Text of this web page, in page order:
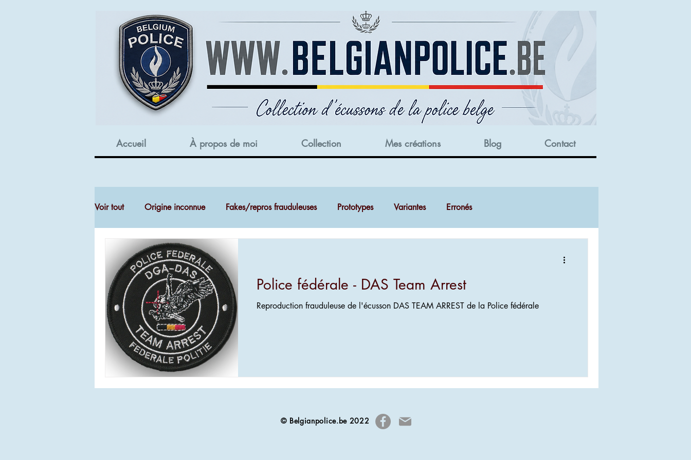
Accueil À propos de moi Collection Mes créations Blog Contact
Voir tout Origine inconnue Fakes/repros frauduleuses Prototypes Variantes Erronés
Police fédérale - DAS Team Arrest
Reproduction frauduleuse de l'écusson DAS TEAM ARREST de la Police fédérale
© Belgianpolice.be 2022